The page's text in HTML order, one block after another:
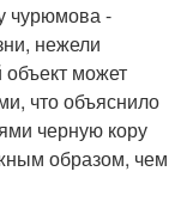
чурюмова -
нежели
может
что объяснило
черную кору
образом, чем